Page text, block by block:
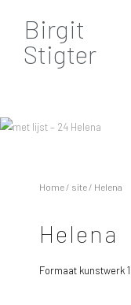
Birgit
Stigter
Home / site / Helena
Helena
Formaat kunstwerk